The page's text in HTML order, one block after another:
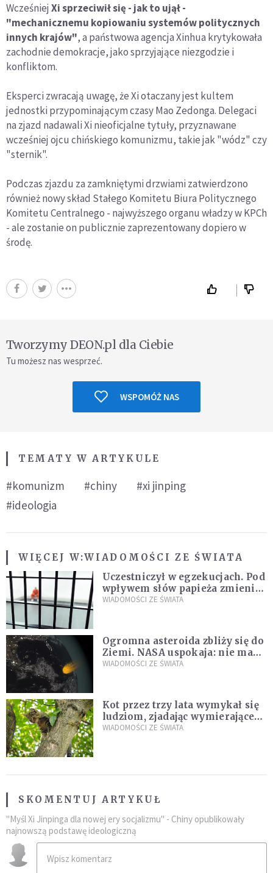
Wcześniej Xi sprzeciwił się - jak to ujął -
"mechanicznemu kopiowaniu systemów politycznych
innych krajów", a państwowa agencja Xinhua krytykowała
zachodnie demokracje, jako sprzyjające niezgodzie i
konfliktom.
Eksperci zwracają uwagę, że Xi otaczany jest kultem
jednostki przypominającym czasy Mao Zedonga. Delegaci
na zjazd nadawali Xi nieoficjalne tytuły, przyznawane
wcześniej ojcu chińskiego komunizmu, takie jak "wódz" czy
"sternik".
Podczas zjazdu za zamkniętymi drzwiami zatwierdzono
również nowy skład Stałego Komitetu Biura Politycznego
Komitetu Centralnego - najwyższego organu władzy w KPCh
- ale zostanie on publicznie zaprezentowany dopiero w
środę.
Tworzymy DEON.pl dla Ciebie
Tu możesz nas wesprzeć.
WSPOMÓŻ NAS
TEMATY W ARTYKULE
#komunizm #chiny
#xi jinping
#ideologia
WIĘCEJ W:WIADOMOŚCI ZE ŚWIATA
Uczestniczył w egzekucjach. Pod
wpływem słów papieża zmienił
zdanie
WIADOMOŚCI ZE ŚWIATA
Ogromna asteroida zbliży się do
Ziemi. NASA uspokaja: nie ma
zagrożenia
WIADOMOŚCI ZE ŚWIATA
Kot przez trzy lata wymykał się
ludziom, zjadając wymierające
kaczki. W końcu popełnił
WIADOMOŚCI ZE ŚWIATA
SKOMENTUJ ARTYKUŁ
"Myśl Xi Jinpinga dla nowej ery socjalizmu" - Chiny opublikowały
najnowszą podstawę ideologiczną